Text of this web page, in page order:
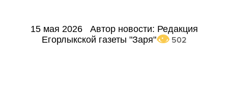
15 мая 2026 Автор новости: Редакция
Егорлыкской газеты "Заря"
502